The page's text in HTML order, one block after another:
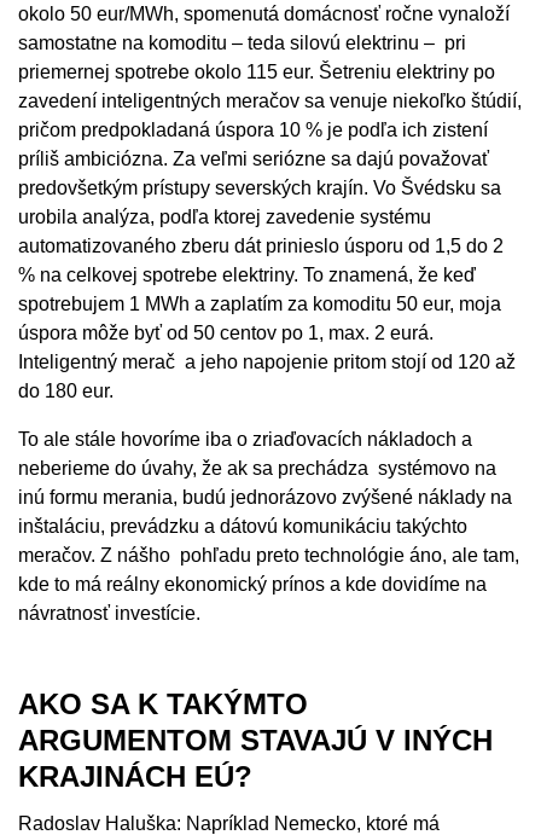
okolo 50 eur/MWh, spomenutá domácnosť ročne vynaloží
samostatne na komoditu – teda silovú elektrinu – pri
priemernej spotrebe okolo 115 eur. Šetreniu elektriny po
zavedení inteligentných meračov sa venuje niekoľko štúdií,
pričom predpokladaná úspora 10 % je podľa ich zistení
príliš ambiciózna. Za veľmi seriózne sa dajú považovať
predovšetkým prístupy severských krajín. Vo Švédsku sa
urobila analýza, podľa ktorej zavedenie systému
automatizovaného zberu dát prinieslo úsporu od 1,5 do 2
% na celkovej spotrebe elektriny. To znamená, že keď
spotrebujem 1 MWh a zaplatím za komoditu 50 eur, moja
úspora môže byť od 50 centov po 1, max. 2 eurá.
Inteligentný merač a jeho napojenie pritom stojí od 120 až
do 180 eur.
To ale stále hovoríme iba o zriaďovacích nákladoch a
neberieme do úvahy, že ak sa prechádza systémovo na
inú formu merania, budú jednorázovo zvýšené náklady na
inštaláciu, prevádzku a dátovú komunikáciu takýchto
meračov. Z nášho pohľadu preto technológie áno, ale tam,
kde to má reálny ekonomický prínos a kde dovidíme na
návratnosť investície.
AKO SA K TAKÝMTO
ARGUMENTOM STAVAJÚ V INÝCH
KRAJINÁCH EÚ?
Radoslav Haluška: Napríklad Nemecko, ktoré má